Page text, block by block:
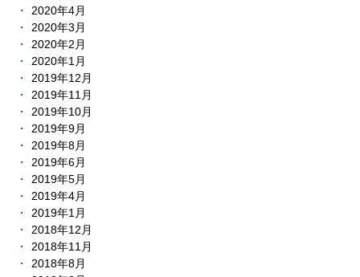
2020年4月
2020年3月
2020年2月
2020年1月
2019年12月
2019年11月
2019年10月
2019年9月
2019年8月
2019年6月
2019年5月
2019年4月
2019年1月
2018年12月
2018年11月
2018年8月